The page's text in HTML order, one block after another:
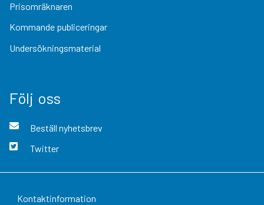
Prisomräknaren
Kommande publiceringar
Undersökningsmaterial
Följ oss
Beställ nyhetsbrev
Twitter
Kontaktinformation